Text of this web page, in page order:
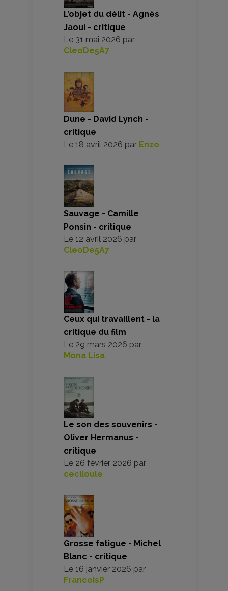
L’objet du délit - Agnès
Jaoui - critique
Le 31 mai 2026 par
CleoDe5A7
Dune - David Lynch -
critique
Le 18 avril 2026 par Enzo
Sauvage - Camille
Ponsin - critique
Le 12 avril 2026 par
CleoDe5A7
Ceux qui travaillent - la
critique du film
Le 29 mars 2026 par
Mona Lisa
Le son des souvenirs -
Oliver Hermanus -
critique
Le 26 février 2026 par
ceciloule
Grosse fatigue - Michel
Blanc - critique
Le 16 janvier 2026 par
FrancoisP